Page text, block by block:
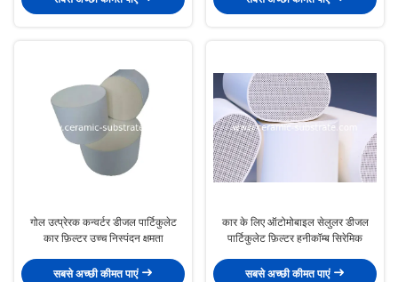
गोल उत्प्रेरक कन्वर्टर डीजल पार्टिकुलेट
कार फ़िल्टर उच्च निस्पंदन क्षमता
सबसे अच्छी कीमत पाएं
कार के लिए ऑटोमोबाइल सेलुलर डीजल
पार्टिकुलेट फ़िल्टर हनीकॉम्ब सिरेमिक
सबसे अच्छी कीमत पाएं